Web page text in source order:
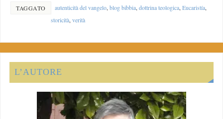
TAGGATO autenticità del vangelo, blog bibbia, dottrina teologica, Eucaristía,
storicità, verità
L’AUTORE